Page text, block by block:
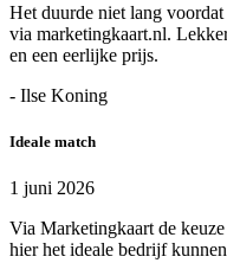
Het duurde niet lang
via marketingkaart.nl.
en een eerlijke prijs.
- Ilse Koning
Ideale match
1 juni 2026
Via Marketingkaart de
hier het ideale bedrijf